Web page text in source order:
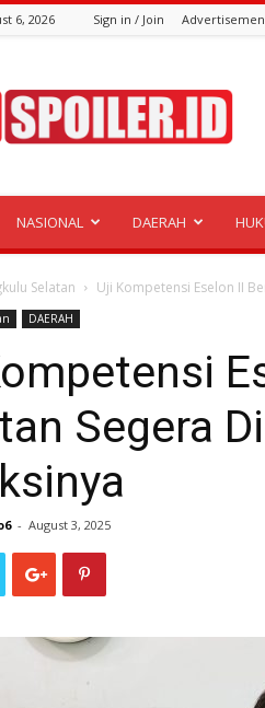
6, 2026 Sign in / Join
NASIONAL DAERAH
Selatan Uji Kompetensi Eselon II
DAERAH
Segera
- August 3, 2025